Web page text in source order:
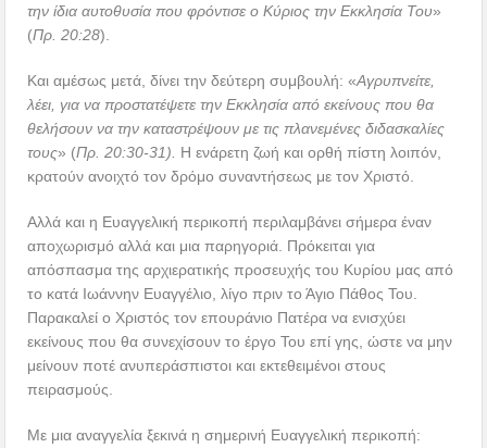
την ίδια αυτοθυσία που φρόντισε ο Κύριος την Εκκλησία Του»
(Πρ. 20:28).
Και αμέσως μετά, δίνει την δεύτερη συμβουλή: «Αγρυπνείτε,
λέει, για να προστατέψετε την Εκκλησία από εκείνους που θα
θελήσουν να την καταστρέψουν με τις πλανεμένες διδασκαλίες
τους» (Πρ. 20:30-31). Η ενάρετη ζωή και ορθή πίστη λοιπόν,
κρατούν ανοιχτό τον δρόμο συναντήσεως με τον Χριστό.
Αλλά και η Ευαγγελική περικοπή περιλαμβάνει σήμερα έναν
αποχωρισμό αλλά και μια παρηγοριά. Πρόκειται για
απόσπασμα της αρχιερατικής προσευχής του Κυρίου μας από
το κατά Ιωάννην Ευαγγέλιο, λίγο πριν το Άγιο Πάθος Του.
Παρακαλεί ο Χριστός τον επουράνιο Πατέρα να ενισχύει
εκείνους που θα συνεχίσουν το έργο Του επί γης, ώστε να μην
μείνουν ποτέ ανυπεράσπιστοι και εκτεθειμένοι στους
πειρασμούς.
Με μια αναγγελία ξεκινά η σημερινή Ευαγγελική περικοπή: